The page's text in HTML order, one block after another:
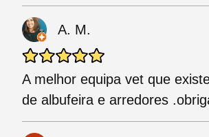
A. M.
A melhor equipa vet que
de albufeira e arredores